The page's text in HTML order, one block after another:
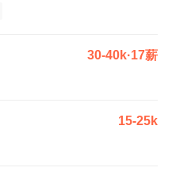
30-40k·17薪
15-25k